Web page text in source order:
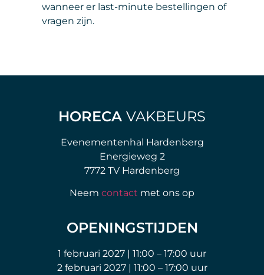
wanneer er last-minute bestellingen of
vragen zijn.
HORECA VAKBEURS
Evenementenhal Hardenberg
Energieweg 2
7772 TV Hardenberg
Neem contact met ons op
OPENINGSTIJDEN
1 februari 2027 | 11:00 – 17:00 uur
2 februari 2027 | 11:00 – 17:00 uur